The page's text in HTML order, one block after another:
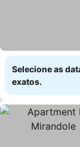
Selecione as
exatos.